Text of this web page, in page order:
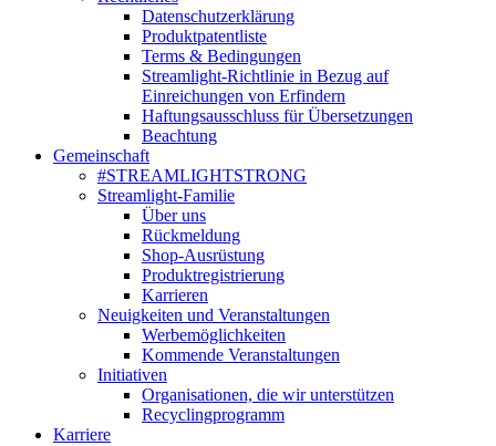
Datenschutzerklärung
Produktpatentliste
Terms & Bedingungen
Streamlight-Richtlinie in Bezug auf
Einreichungen von Erfindern
Haftungsausschluss für Übersetzungen
Beachtung
Gemeinschaft
#STREAMLIGHTSTRONG
Streamlight-Familie
Über uns
Rückmeldung
Shop-Ausrüstung
Produktregistrierung
Karrieren
Neuigkeiten und Veranstaltungen
Werbemöglichkeiten
Kommende Veranstaltungen
Initiativen
Organisationen, die wir unterstützen
Recyclingprogramm
Karriere